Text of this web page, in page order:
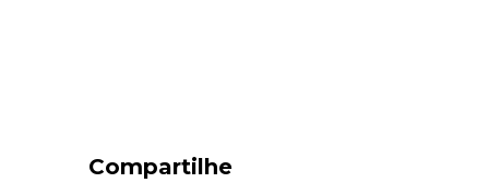
Compartilhe